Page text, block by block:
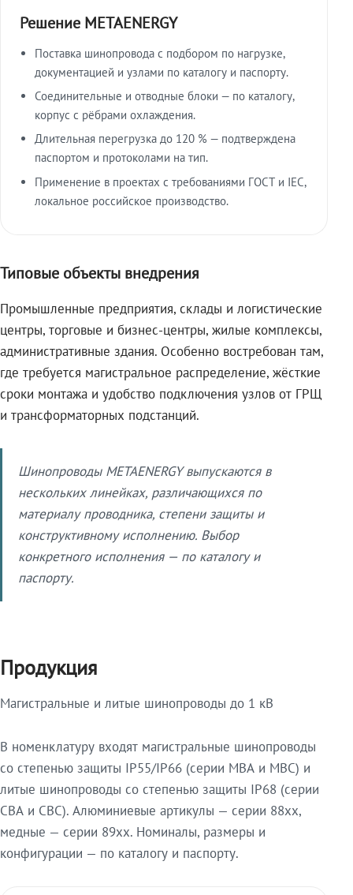
Решение METAENERGY
Поставка шинопровода с подбором по нагрузке,
документацией и узлами по каталогу и паспорту.
Соединительные и отводные блоки — по каталогу,
корпус с рёбрами охлаждения.
Длительная перегрузка до 120 % — подтверждена
паспортом и протоколами на тип.
Применение в проектах с требованиями ГОСТ и IEC,
локальное российское производство.
Типовые объекты внедрения
Промышленные предприятия, склады и логистические
центры, торговые и бизнес-центры, жилые комплексы,
административные здания. Особенно востребован там,
где требуется магистральное распределение, жёсткие
сроки монтажа и удобство подключения узлов от ГРЩ
и трансформаторных подстанций.
Шинопроводы METAENERGY выпускаются в
нескольких линейках, различающихся по
материалу проводника, степени защиты и
конструктивному исполнению. Выбор
конкретного исполнения — по каталогу и
паспорту.
Продукция
Магистральные и литые шинопроводы до 1 кВ
В номенклатуру входят магистральные шинопроводы
со степенью защиты IP55/IP66 (серии МВА и МВС) и
литые шинопроводы со степенью защиты IP68 (серии
СВА и СВС). Алюминиевые артикулы — серии 88xx,
медные — серии 89xx. Номиналы, размеры и
конфигурации — по каталогу и паспорту.